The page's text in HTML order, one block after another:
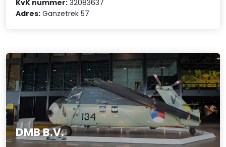
KvK nummer: 32083637
Adres: Ganzetrek 57
DMB B.V.